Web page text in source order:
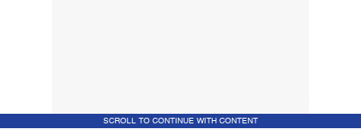
SCROLL TO CONTINUE WITH CONTENT